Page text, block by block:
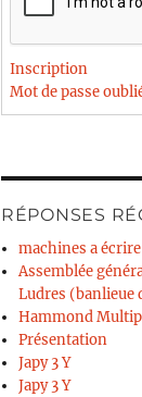
Inscription
Mot de passe
RÉPONSES
machines a écrire
Assemblée
Ludres (banlieue
Hammond
Présentation
Japy 3 Y
Japy 3 Y